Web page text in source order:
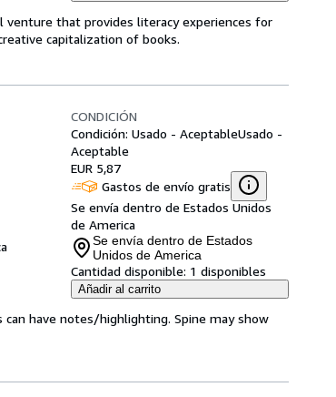
venture that provides literacy experiences for
capitalization of books.
CONDICIÓN
Condición: Usado - AceptableUsado -
Aceptable
EUR 5,87
Gastos de envío gratis
Se envía dentro de Estados Unidos
de America
Se envía dentro de Estados
Unidos de America
Cantidad disponible: 1 disponibles
Añadir al carrito
can have notes/highlighting. Spine may show